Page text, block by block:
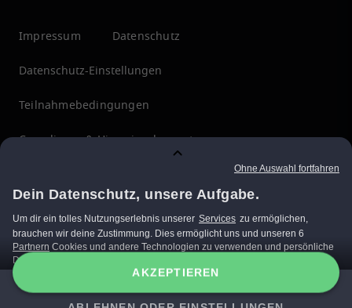
Impressum Datenschutz
Datenschutz-Einstellungen
Teilnahmebedingungen
Compliance & Hinweisgebersystem
ÜBERZEUGT?